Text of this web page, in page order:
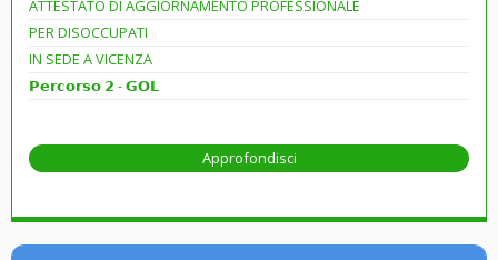
ATTESTATO DI AGGIORNAMENTO PROFESSIONALE
PER DISOCCUPATI
IN SEDE A VICENZA
𝗣𝗲𝗿𝗰𝗼𝗿𝘀𝗼 𝟮 - 𝗚𝗢𝗟
Approfondisci